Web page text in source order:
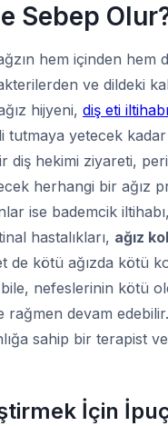
Sebep
hem içinden hem
ve dildeki
hijyeni, diş eti iltihabı
tutmaya yetecek
diş hekimi ziyareti,
herhangi bir ağız
ise bademcik
hastalıkları, ağız
de kötü ağızda kötü
nefeslerinin kötü
devam
sahip bir terapist
İçin